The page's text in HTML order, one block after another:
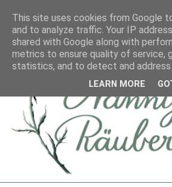
This site uses cookies from Google
and to analyze traffic. Your IP
shared with Google along with
metrics to ensure quality of service,
statistics, and to detect and address
LEARN MORE